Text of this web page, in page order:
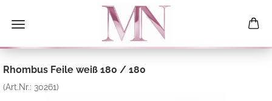
Rhombus Feile weiß 180 / 180
(Art.Nr.: 30261)